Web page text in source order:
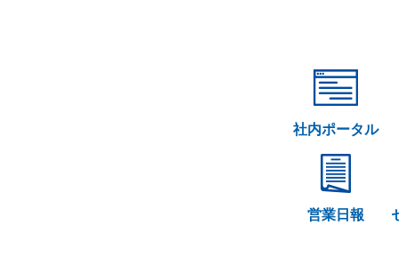
社内ポータル
営業日報